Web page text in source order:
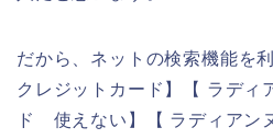
だから、ネットの検索機能を
クレジットカード】【 ラディ
ド 使えない】【 ラディアン